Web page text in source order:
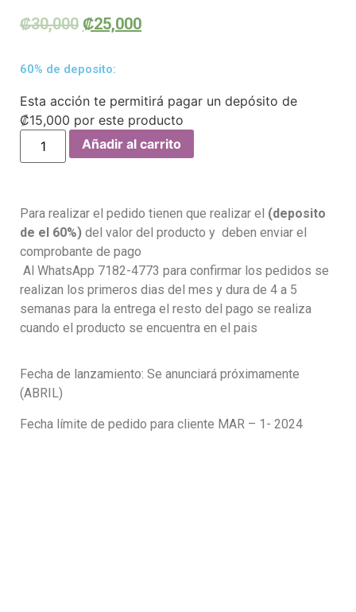
₡30,000 ₡25,000
60% de deposito:
Esta acción te permitirá pagar un depósito de
₡15,000 por este producto
Añadir al carrito
Para realizar el pedido tienen que realizar el (deposito
de el 60%) del valor del producto y deben enviar el
comprobante de pago
Al WhatsApp 7182-4773 para confirmar los pedidos se
realizan los primeros dias del mes y dura de 4 a 5
semanas para la entrega el resto del pago se realiza
cuando el producto se encuentra en el pais
Fecha de lanzamiento: Se anunciará próximamente
(ABRIL)
Fecha límite de pedido para cliente MAR – 1- 2024